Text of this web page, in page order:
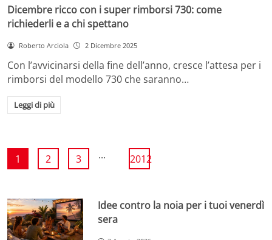
Dicembre ricco con i super rimborsi 730: come
richiederli e a chi spettano
Roberto Arciola 2 Dicembre 2025
Con l’avvicinarsi della fine dell’anno, cresce l’attesa per i
rimborsi del modello 730 che saranno…
Leggi di più
1 2 3 ... 2012
Idee contro la noia per i tuoi venerdì
sera